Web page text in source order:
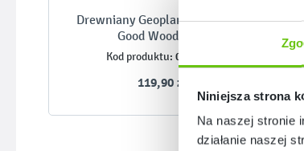
Niniejsza strona
Na naszej stronie
działanie naszej
Drewniany Geoplan Montessori
Good Wood MED
Kod produktu: 097110-2
119,90 zł